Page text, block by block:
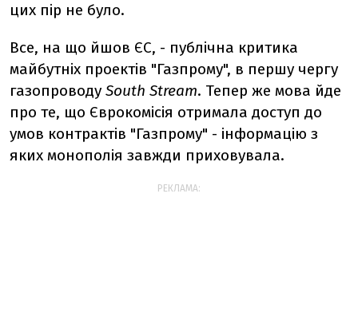
цих пір не було.
Все, на що йшов ЄС, - публічна критика
майбутніх проектів "Газпрому", в першу чергу
газопроводу South Stream. Тепер же мова йде
про те, що Єврокомісія отримала доступ до
умов контрактів "Газпрому" - інформацію з
яких монополія завжди приховувала.
РЕКЛАМА: